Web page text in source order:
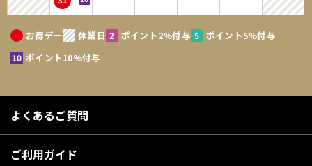
お得デー 休業日 ポイント2%付与
ポイント5%付与
ポイント10%付与
よくあるご質問
ご利用ガイド